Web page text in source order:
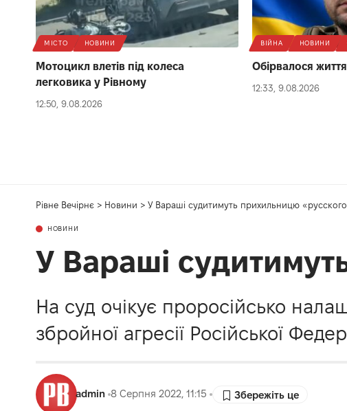
МІСТО НОВИНИ
Мотоцикл влетів під колеса
легковика у Рівному
12:50, 9.08.2026
ВІЙНА НОВИНИ
Обірвалося життя
12:33, 9.08.2026
Рівне Вечірнє > Новини > У Вараші судитимуть прихильницю
НОВИНИ
У Вараші
На суд очікує проросійсько
збройної агресії Російської
admin 8 Серпня 2022, 11:15